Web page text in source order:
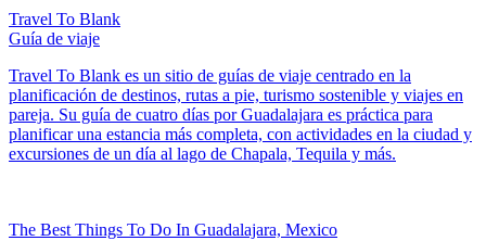
Travel To Blank
Guía de viaje
Travel To Blank es un sitio de guías de viaje centrado en la
planificación de destinos, rutas a pie, turismo sostenible y viajes en
pareja. Su guía de cuatro días por Guadalajara es práctica para
planificar una estancia más completa, con actividades en la ciudad y
excursiones de un día al lago de Chapala, Tequila y más.
The Best Things To Do In Guadalajara, Mexico